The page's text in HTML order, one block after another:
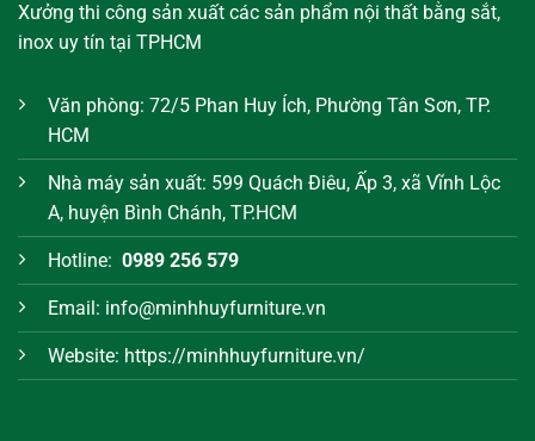
Xưởng thi công sản xuất các sản phẩm nội thất bằng sắt,
inox uy tín tại TPHCM
Văn phòng: 72/5 Phan Huy Ích, Phường Tân Sơn, TP.
HCM
Nhà máy sản xuất: 599 Quách Điêu, Ấp 3, xã Vĩnh Lộc
A, huyện Bình Chánh, TP.HCM
Hotline: 0989 256 579
Email: info@minhhuyfurniture.vn
Website: https://minhhuyfurniture.vn/